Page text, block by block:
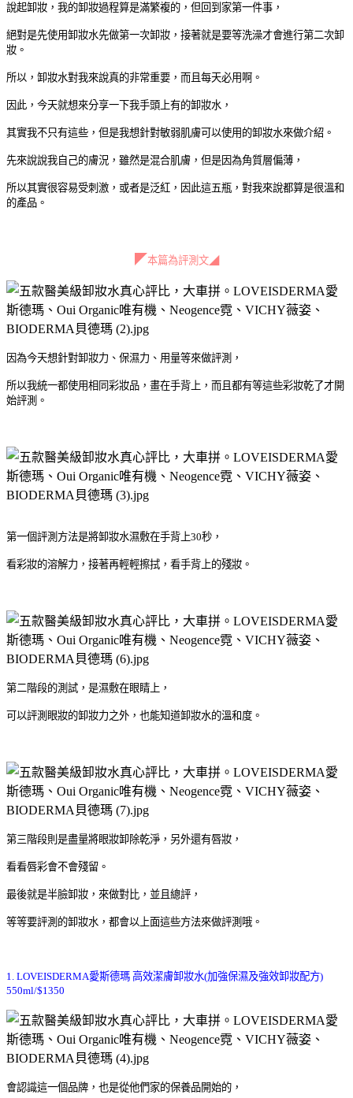
說起卸妝，我的卸妝過程算是滿繁複的，但回到家第一件事，
絕對是先使用卸妝水先做第一次卸妝，接著就是要等洗澡才會進行第二次卸
妝。
所以，卸妝水對我來說真的非常重要，而且每天必用啊。
因此，今天就想來分享一下我手頭上有的卸妝水，
其實我不只有這些，但是我想針對敏弱肌膚可以使用的卸妝水來做介紹。
先來說說我自己的膚況，雖然是混合肌膚，但是因為角質層偏薄，
所以其實很容易受刺激，或者是泛紅，因此這五瓶，對我來說都算是很溫和
的產品。
◤本篇為評測文◢
因為今天想針對卸妝力、保濕力、用量等來做評測，
所以我統一都使用相同彩妝品，畫在手背上，而且都有等這些彩妝乾了才開
始評測。
第一個評測方法是將卸妝水濕敷在手背上30秒，
看彩妝的溶解力，接著再輕輕擦拭，看手背上的殘妝。
第二階段的測試，是濕敷在眼睛上，
可以評測眼妝的卸妝力之外，也能知道卸妝水的溫和度。
第三階段則是盡量將眼妝卸除乾淨，另外還有唇妝，
看看唇彩會不會殘留。
最後就是半臉卸妝，來做對比，並且總評，
等等要評測的卸妝水，都會以上面這些方法來做評測哦。
1. LOVEISDERMA愛斯德瑪 高效潔膚卸妝水(加強保濕及強效卸妝配方)
550ml/$1350
會認識這一個品牌，也是從他們家的保養品開始的，